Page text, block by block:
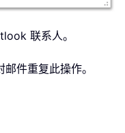
联系人。
件重复此操作。